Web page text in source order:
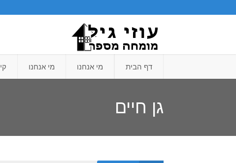
דף הבית מי אנחנו מי אנחנו
גן חיים